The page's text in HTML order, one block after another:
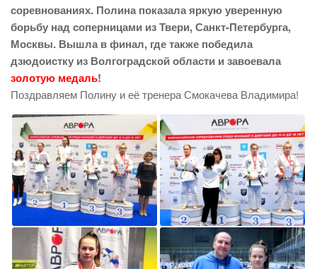
соревнованиях. Полина показала яркую уверенную
борьбу над соперницами из Твери, Санкт-Петербурга,
Москвы. Вышла в финал, где также победила
дзюдоистку из Волгоградской области и завоевала
золотую медаль!
Поздравляем Полину и её тренера Смокачева Владимира!